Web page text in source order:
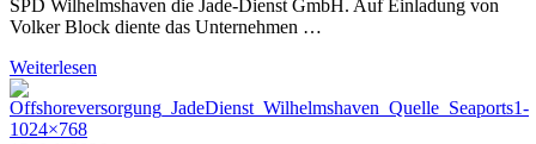
SPD Wilhelmshaven die Jade-Dienst GmbH. Auf Einladung von
Volker Block diente das Unternehmen …
Weiterlesen